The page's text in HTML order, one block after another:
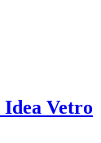
Vetro